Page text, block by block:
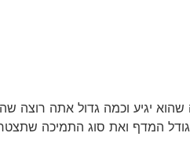
יגיע וכמה גדול אתה
המדף ואת סוג התמיכה